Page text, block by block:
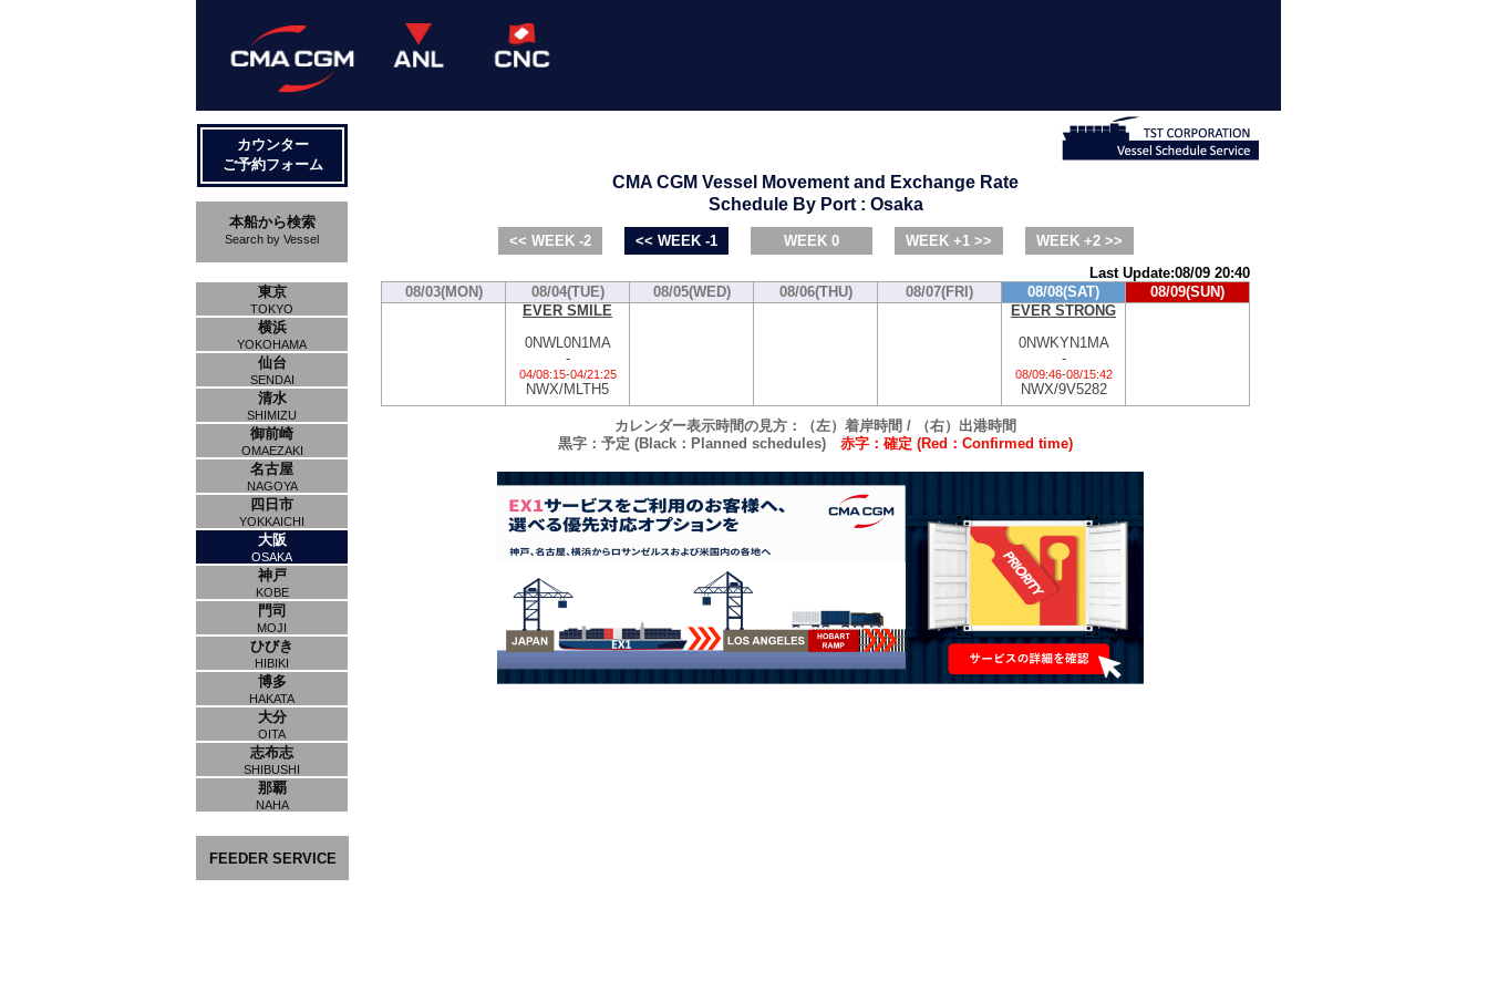
カウンター
ご予約フォーム
本船から検索
Search by Vessel
東京
TOKYO
横浜
YOKOHAMA
仙台
SENDAI
清水
SHIMIZU
御前崎
OMAEZAKI
名古屋
NAGOYA
四日市
YOKKAICHI
大阪
OSAKA
神戸
KOBE
門司
MOJI
ひびき
HIBIKI
博多
HAKATA
大分
OITA
志布志
SHIBUSHI
那覇
NAHA
FEEDER SERVICE
CMA CGM Vessel Movement and Exchange Rate
Schedule By Port : Osaka
<< WEEK -2 << WEEK -1 WEEK 0 WEEK +1 >>
WEEK +2 >>
Last Update:08/09 20:40
08/03(MON)
08/04(TUE) 08/05(WED) 08/06(THU) 08/07(FRI) 08/08(SAT)
08/09(SUN)
EVER SMILE
0NWL0N1MA
-
04/08:15-04/21:25
NWX/MLTH5
EVER STRONG
0NWKYN1MA
-
08/09:46-08/15:42
NWX/9V5282
カレンダー表示時間の見方：（左）着岸時間 / （右）出港時間
黒字：予定 (Black：Planned schedules) 赤字：確定 (Red：Confirmed time)